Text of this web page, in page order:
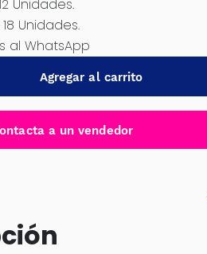
Unidades.
18 Unidades.
al WhatsApp
Agregar al carrito
a un vendedor